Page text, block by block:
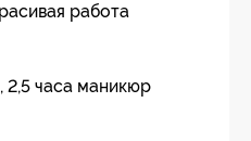
работа
часа маникюр